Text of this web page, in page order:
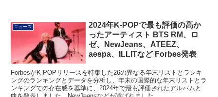
ニュース
2024年K-POPで最も評価の高か
ったアーティスト BTS RM、ロ
ゼ、NewJeans、ATEEZ、
aespa、ILLITなど Forbes発表
ForbesがK-POPリリースを特集した26の異なる年末リストとランキ
ングのランキングとデータを分析し、年末の国際的な年末リストとラ
ンキングでの存在感を基準に、2024年で最も評価されたアルバムと